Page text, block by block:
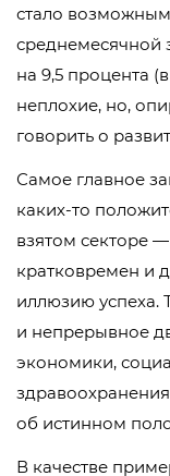
стало
среднемесячной
на 9,5 процента
неплохие, но,
говорить о
Самое главное
каких-то
взятом секторе
кратковремен и
иллюзию успеха.
и непрерывное
экономики,
об истинном
В качестве